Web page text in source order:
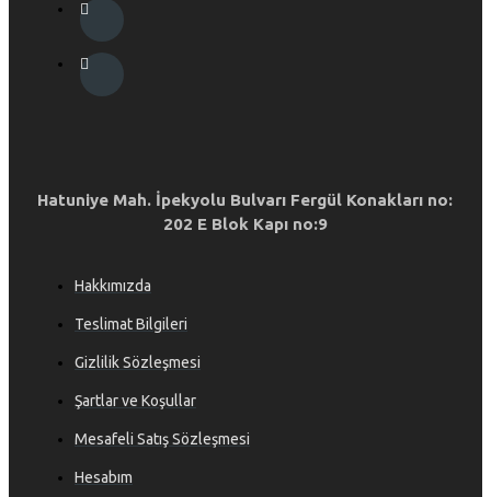
Hatuniye Mah. İpekyolu Bulvarı Fergül Konakları no:
202 E Blok Kapı no:9
Hakkımızda
Teslimat Bilgileri
Gizlilik Sözleşmesi
Şartlar ve Koşullar
Mesafeli Satış Sözleşmesi
Hesabım